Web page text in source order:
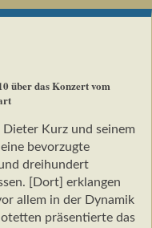
über das Konzert vom
Kurz und seinem
bevorzugte
dreihundert
[Dort] erklangen
allem in der Dynamik
präsentierte das